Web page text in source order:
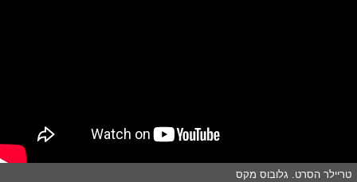
טריילר הסרט. גלובוס מקס